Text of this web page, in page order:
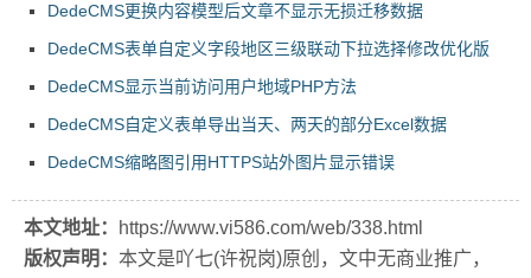
DedeCMS更换内容模型后文章不显示无损迁移数据
DedeCMS表单自定义字段地区三级联动下拉选择修改优化版
DedeCMS显示当前访问用户地域PHP方法
DedeCMS自定义表单导出当天、两天的部分Excel数据
DedeCMS缩略图引用HTTPS站外图片显示错误
本文地址：
https://www.vi586.com/web/338.html
版权声明： 本文是吖七(许祝岗)原创，文中无商业推广，